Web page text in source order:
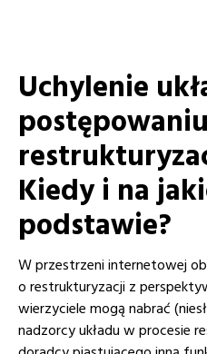
Uchylenie
postępowaniu
Kiedy i na
podstawie?
W przestrzeni internetowej
o restrukturyzacji z
wierzyciele mogą nabrać
nadzorcy układu w procesie